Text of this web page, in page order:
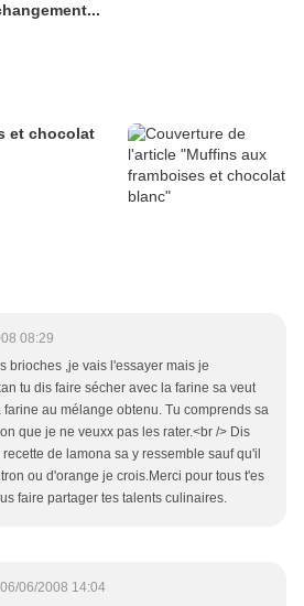
et chocolat
08:29
brioches ,je vais l'essayer mais je
tu dis faire sécher avec la farine sa veut
au mélange obtenu. Tu comprends sa
que je ne veuxx pas les rater.<br /> Dis
de lamona sa y ressemble sauf qu'il
ou d'orange je crois.Merci pour tous t'es
faire partager tes talents culinaires.
06/06/2008 14:04